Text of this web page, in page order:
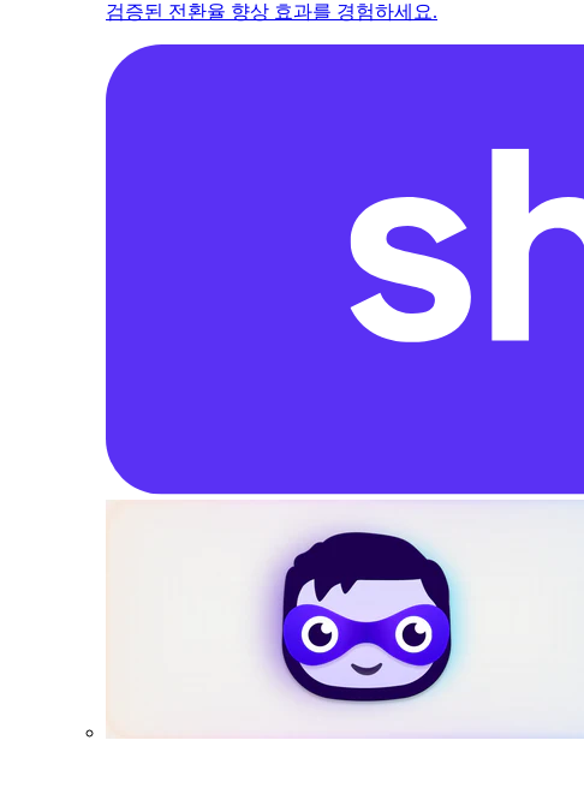
검증된 전환율 향상 효과를 경험하세요.